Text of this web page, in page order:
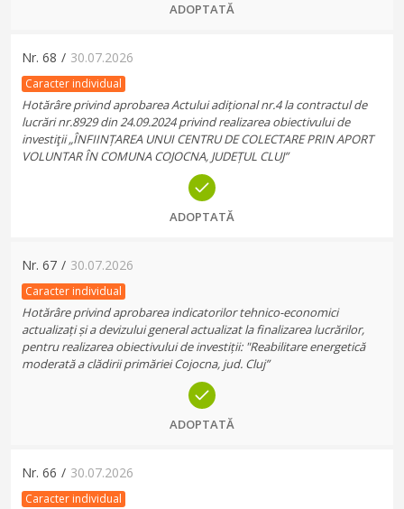
ADOPTATĂ
Nr. 68 / 30.07.2026
Caracter individual
Hotărâre privind aprobarea Actului adițional nr.4 la contractul de
lucrări nr.8929 din 24.09.2024 privind realizarea obiectivului de
investiţii „ÎNFIINȚAREA UNUI CENTRU DE COLECTARE PRIN APORT
VOLUNTAR ÎN COMUNA COJOCNA, JUDEȚUL CLUJ”
ADOPTATĂ
Nr. 67 / 30.07.2026
Caracter individual
Hotărâre privind aprobarea indicatorilor tehnico-economici
actualizați și a devizului general actualizat la finalizarea lucrărilor,
pentru realizarea obiectivului de investiții: "Reabilitare energetică
moderată a clădirii primăriei Cojocna, jud. Cluj”
ADOPTATĂ
Nr. 66 / 30.07.2026
Caracter individual